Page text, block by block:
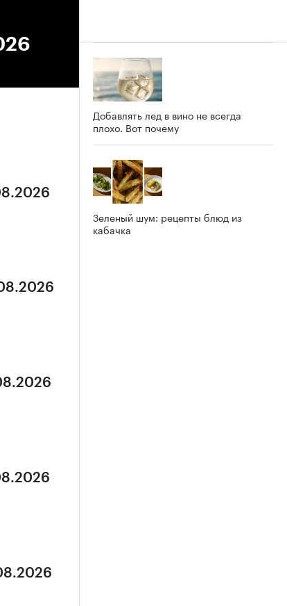
Добавлять лед в вино не всегда
плохо. Вот почему
Зеленый шум: рецепты блюд из
кабачка